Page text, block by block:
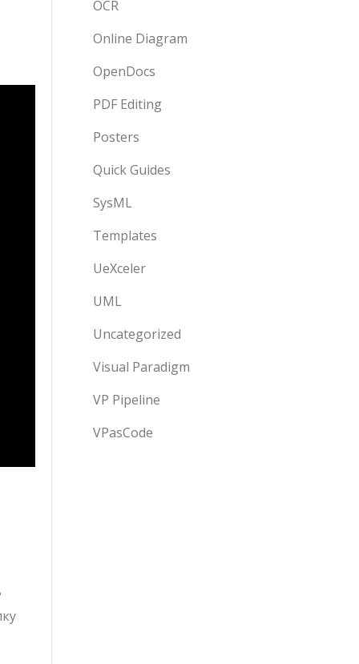
OCR
Online Diagram
OpenDocs
PDF Editing
Posters
Quick Guides
SysML
Templates
UeXceler
UML
Uncategorized
Visual Paradigm
VP Pipeline
VPasCode